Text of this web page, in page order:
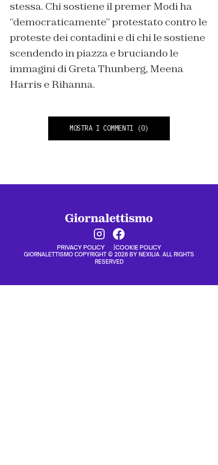
stessa. Chi sostiene il premer Modi ha
“democraticamente” protestato contro le
proteste dei contadini e di chi le sostiene
scendendo in piazza e bruciando le
immagini di Greta Thunberg, Meena
Harris e Rihanna.
MOSTRA I COMMENTI (0)
PRIVACY POLICY COOKIE POLICY
GIORNALETTISMO COPYRIGHT © 2026 BY NEXILIA. ALL RIGHTS
RESERVED